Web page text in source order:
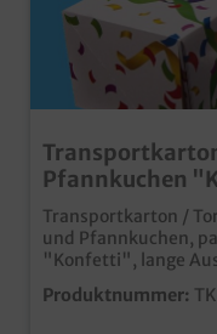
Pfannkuchen
Transportkarton /
und Pfannkuchen,
"Konfetti", lange
Stück im Umkarton Praktische und stabile
Transportlösung im
Produktnummer: